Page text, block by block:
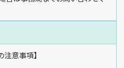
注意事項】